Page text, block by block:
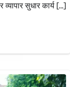
सुधार कार्य […]